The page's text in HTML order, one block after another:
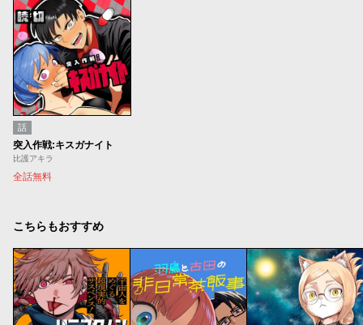
話
突入作戦:キスガナイト
比護アキラ
全話無料
こちらもおすすめ